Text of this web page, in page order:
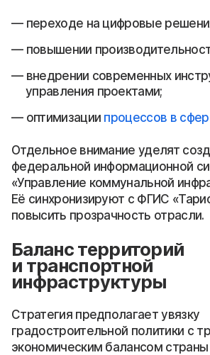
переходе на цифровые
повышении
внедрении современных
управления проектами;
оптимизации процессов в
Отдельное внимание уделят
федеральной информационной
«Управление коммунальной
Её синхронизируют с ФГИС
повысить прозрачность отрасли.
Баланс территорий
и транспортной
инфраструктуры
Стратегия предполагает увязку
градостроительной политики с
экономическим балансом